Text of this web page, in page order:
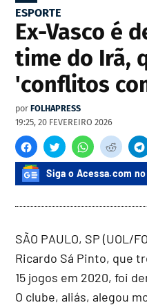
ESPORTE
Ex-Vasco é
time do Irã,
'conflitos
por FOLHAPRESS
19:25, 20 FEVEREIRO 2026
Siga o Acessa.com
SÃO PAULO, SP (UOL/
Ricardo Sá Pinto, que
15 jogos em 2020, foi
O clube, aliás, alegou